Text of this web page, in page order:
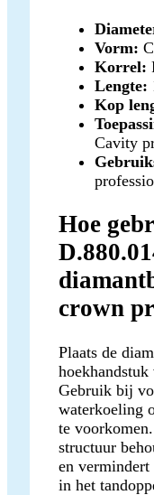
Vorm:
Korrel:
Lengte:
Kop
Cavity
Hoe
crown
Plaats de
hoekhandstuk
Gebruik bij
waterkoeling
te
structuur
en
in het